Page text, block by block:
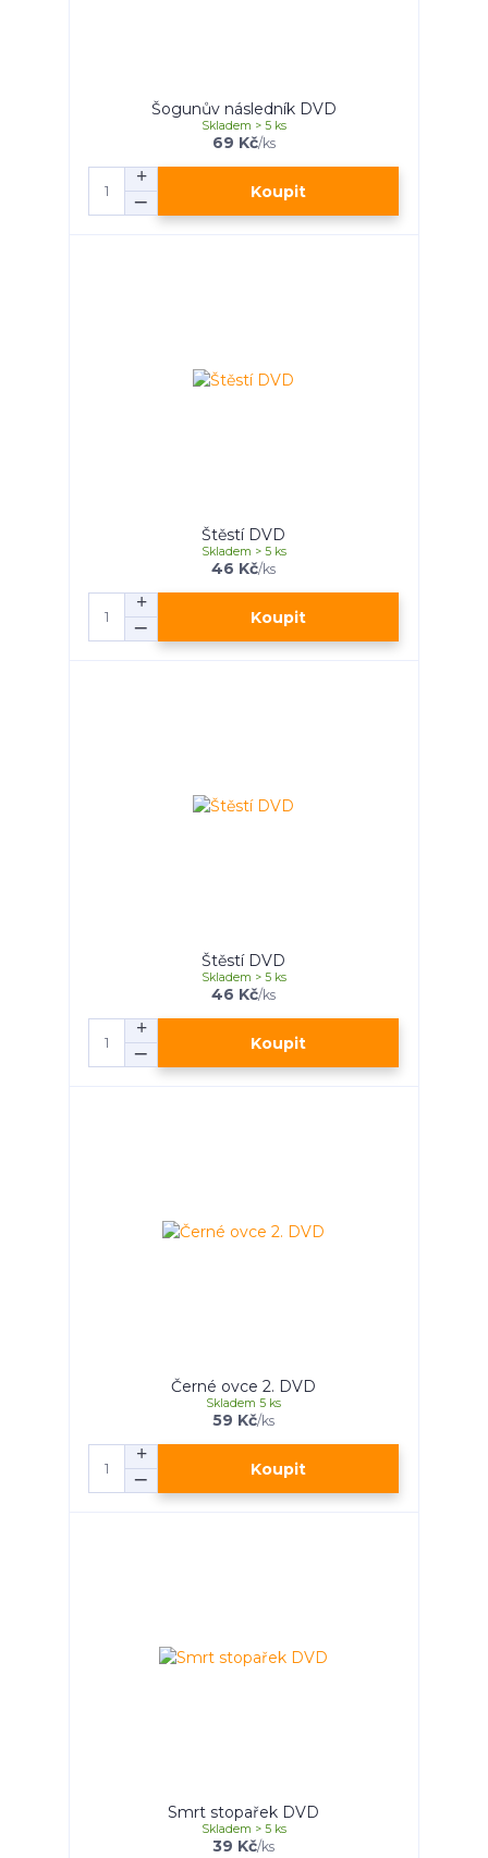
Šogunův následník DVD
69 Kč/ks
Skladem > 5 ks
Koupit
Štěstí DVD
46 Kč/ks
Skladem > 5 ks
Koupit
Štěstí DVD
46 Kč/ks
Skladem > 5 ks
Koupit
Černé ovce 2. DVD
59 Kč/ks
Skladem 5 ks
Koupit
Smrt stopařek DVD
39 Kč/ks
Skladem > 5 ks